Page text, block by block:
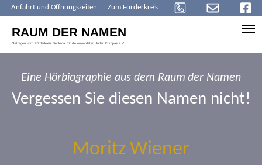
Anfahrt und Öffnungszeiten Zum Förderkreis
Eine Hörbiographie aus dem Raum der Namen
Vergessen Sie diesen Namen nicht!
Moritz Wiener